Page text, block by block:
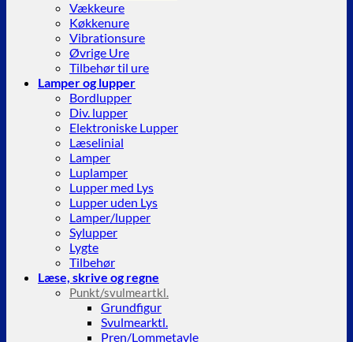
Vækkeure
Køkkenure
Vibrationsure
Øvrige Ure
Tilbehør til ure
Lamper og lupper
Bordlupper
Div. lupper
Elektroniske Lupper
Læselinial
Lamper
Luplamper
Lupper med Lys
Lupper uden Lys
Lamper/lupper
Sylupper
Lygte
Tilbehør
Læse, skrive og regne
Punkt/svulmeartkl.
Grundfigur
Svulmearktl.
Pren/Lommetavle